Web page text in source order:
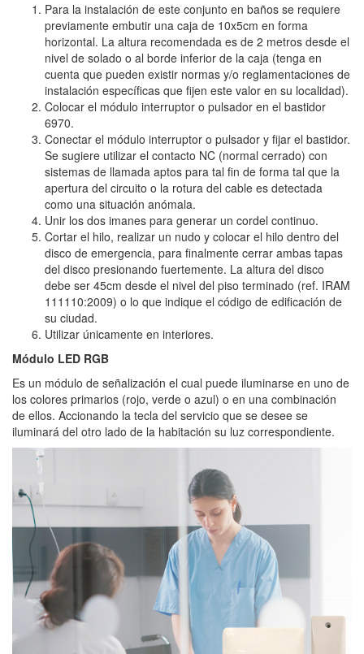
Para la instalación de este conjunto en baños se requiere
previamente embutir una caja de 10x5cm en forma
horizontal. La altura recomendada es de 2 metros desde el
nivel de solado o al borde inferior de la caja (tenga en
cuenta que pueden existir normas y/o reglamentaciones de
instalación específicas que fijen este valor en su localidad).
Colocar el módulo interruptor o pulsador en el bastidor
6970.
Conectar el módulo interruptor o pulsador y fijar el bastidor.
Se sugiere utilizar el contacto NC (normal cerrado) con
sistemas de llamada aptos para tal fin de forma tal que la
apertura del circuito o la rotura del cable es detectada
como una situación anómala.
Unir los dos imanes para generar un cordel continuo.
Cortar el hilo, realizar un nudo y colocar el hilo dentro del
disco de emergencia, para finalmente cerrar ambas tapas
del disco presionando fuertemente. La altura del disco
debe ser 45cm desde el nivel del piso terminado (ref. IRAM
111110:2009) o lo que indique el código de edificación de
su ciudad.
Utilizar únicamente en interiores.
Módulo LED RGB
Es un módulo de señalización el cual puede iluminarse en uno de
los colores primarios (rojo, verde o azul) o en una combinación
de ellos. Accionando la tecla del servicio que se desee se
iluminará del otro lado de la habitación su luz correspondiente.